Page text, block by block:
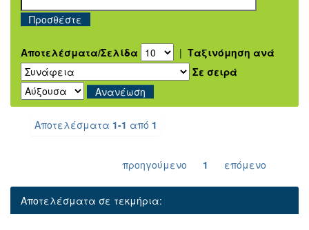
Αποτελέσματα/Σελίδα | Ταξινόμηση ανά
Σε σειρά
Αποτελέσματα 1-1 από 1
προηγούμενο 1 επόμενο
Αποτελέσματα σε τεκμήρια: